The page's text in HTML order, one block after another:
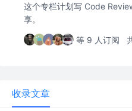
这个专栏计划写 Code
享。
等 9 人订阅
收录文章